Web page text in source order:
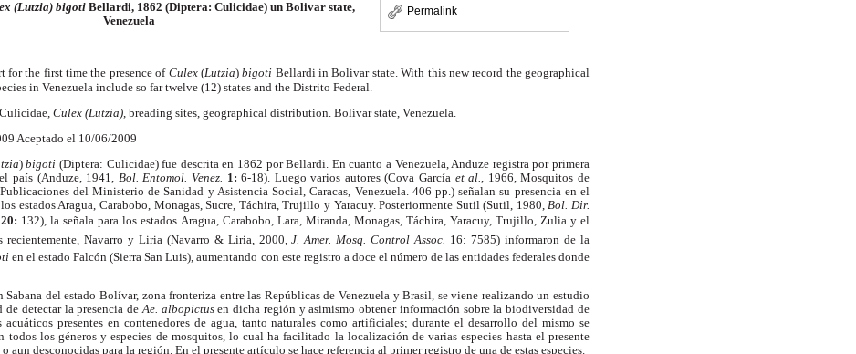
Permalink
(Lutzia) bigoti Bellardi, 1862 (Diptera: Culicidae) un Bolivar state,
Venezuela
for the first time the presence of Culex (Lutzia)bigoti Bellardi in Bolivar state. With this new record the geographical
in Venezuela include so far twelve (12) states and the Distrito Federal.
Culex (Lutzia), breading sites, geographical distribution. Bolívar state, Venezuela.
Aceptado el 10/06/2009
)bigoti(Diptera: Culicidae) fue descrita en 1862 por Bellardi. En cuanto a Venezuela, Anduze registra por primera
país (Anduze, 1941, Bol. Entomol. Venez. 1:6-18). Luego varios autores (Cova García et al.
, 1966, Mosquitos de
del Ministerio de Sanidad y Asistencia Social, Caracas, Venezuela. 406 pp.) señalan su presencia en el
estados Aragua, Carabobo, Monagas, Sucre, Táchira, Trujillo y Yaracuy. Posteriormente Sutil (Sutil, 1980, Bol. Dir.
20: 132), la señala para los estados Aragua, Carabobo, Lara, Miranda, Monagas, Táchira, Yaracuy, Trujillo, Zulia y el
recientemente, Navarro y Liria (Navarro & Liria, 2000,J. Amer. Mosq. Control Assoc. 16: 7585) informaron de la
en el estado Falcón (Sierra San Luis), aumentando con este registro a doce el número de las entidades federales donde
del estado Bolívar, zona fronteriza entre las Repúblicas de Venezuela y Brasil, se viene realizando un estudio
detectar la presencia deAe. albopictusen dicha región y asimismo obtener información sobre la biodiversidad de
acuáticos presentes en contenedores de agua, tanto naturales como artificiales; durante el desarrollo del mismo se
todos los géneros y especies de mosquitos, lo cual ha facilitado la localización de varias especies hasta el presente
aun desconocidas para la región. En el presente artículo se hace referencia al primer registro de una de estas especies.